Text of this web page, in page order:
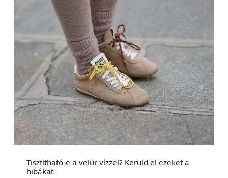
Tisztítható-e a velúr vízzel? Kerüld el ezeket a
hibákat